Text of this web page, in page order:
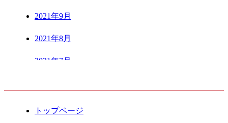
2021年9月
2021年8月
2021年7月
2021年5月
トップページ